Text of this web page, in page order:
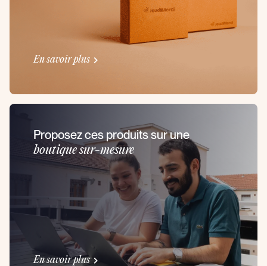
En savoir plus
Proposez ces produits sur une
boutique sur-mesure
En savoir plus